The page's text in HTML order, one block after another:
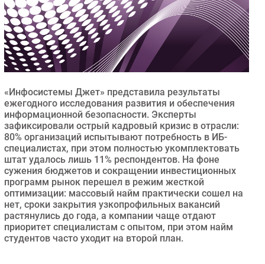
Регулирование
Финансы
Web
Безопасность
Инновации
CIO/Управление ИТ
Гаджеты
Здоровье
РАЗДЕЛЫ
Новости
Аналитика
Интервью
Мероприятия
«Инфосистемы Джет» представила результаты
ежегодного исследования развития и обеспечения
информационной безопасности. Эксперты
зафиксировали острый кадровый кризис в отрасли:
80% организаций испытывают потребность в ИБ-
специалистах, при этом полностью укомплектовать
штат удалось лишь 11% респондентов. На фоне
сужения бюджетов и сокращении инвестиционных
программ рынок перешел в режим жесткой
оптимизации: массовый найм практически сошел на
нет, сроки закрытия узкопрофильных вакансий
растянулись до года, а компании чаще отдают
приоритет специалистам с опытом, при этом найм
студентов часто уходит на второй план.